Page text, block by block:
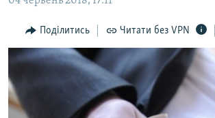
навігації
Перейти
до
пошуку
БЛОГИ
ПОГЛЯД
ІНТЕРВ'Ю
ВСЕ ЗА ДЕНЬ
СПЕЦПРОЕКТИ
Поділитись Читати без VPN